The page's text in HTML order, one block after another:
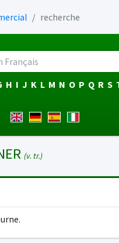
recherche
H I J K L M N O P Q R S
(v. tr.)